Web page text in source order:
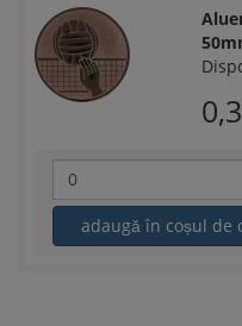
adaugă în coșul de